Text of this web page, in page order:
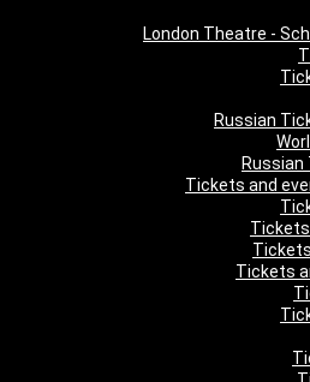
London Theatre -
Russian
Russian
Tickets and
Tickets
Tickets